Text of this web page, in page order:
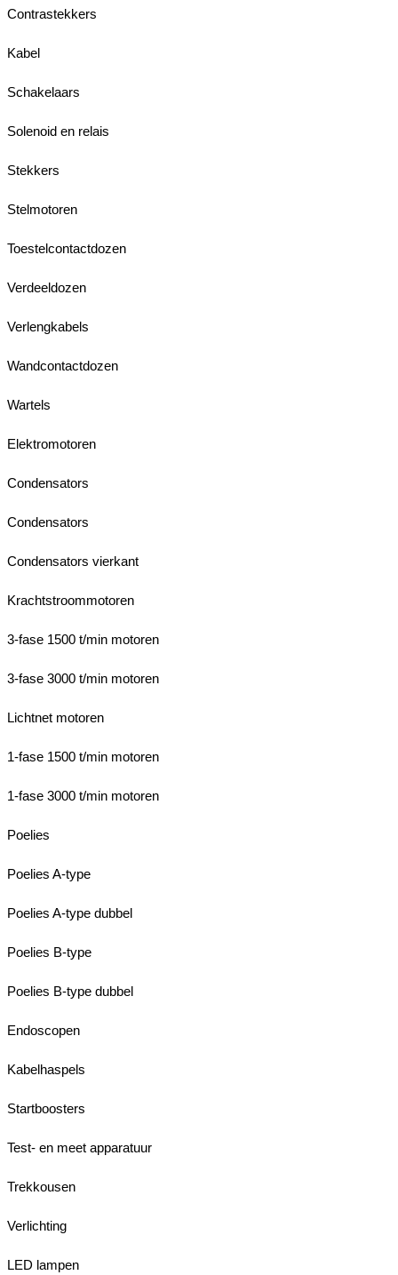
Contrastekkers
Kabel
Schakelaars
Solenoid en relais
Stekkers
Stelmotoren
Toestelcontactdozen
Verdeeldozen
Verlengkabels
Wandcontactdozen
Wartels
Elektromotoren
Condensators
Condensators
Condensators vierkant
Krachtstroommotoren
3-fase 1500 t/min motoren
3-fase 3000 t/min motoren
Lichtnet motoren
1-fase 1500 t/min motoren
1-fase 3000 t/min motoren
Poelies
Poelies A-type
Poelies A-type dubbel
Poelies B-type
Poelies B-type dubbel
Endoscopen
Kabelhaspels
Startboosters
Test- en meet apparatuur
Trekkousen
Verlichting
LED lampen